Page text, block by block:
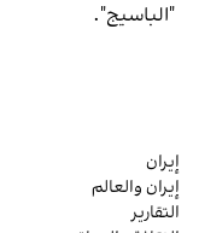
"الباسيج".
إيران
إيران والعالم
التقارير